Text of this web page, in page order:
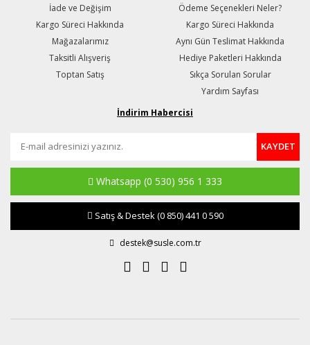
İade ve Değişim
Kargo Süreci Hakkında
Mağazalarımız
Taksitli Alışveriş
Toptan Satış
Ödeme Seçenekleri Neler?
Kargo Süreci Hakkında
Aynı Gün Teslimat Hakkında
Hediye Paketleri Hakkında
Sıkça Sorulan Sorular
Yardım Sayfası
İndirim Habercisi
KAYDET
Whatsapp (0 530) 956 1 333
Satış & Destek(0 850) 441 0 590
destek@susle.com.tr